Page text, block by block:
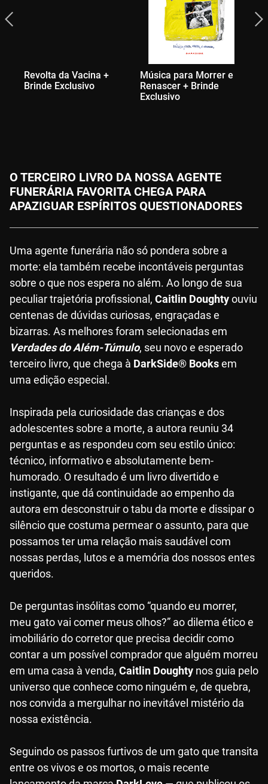
Revolta da Vacina +
Brinde Exclusivo
Música para Morrer e
Renascer + Brinde
Exclusivo
O TERCEIRO LIVRO DA NOSSA AGENTE
FUNERÁRIA FAVORITA CHEGA PARA
APAZIGUAR ESPÍRITOS QUESTIONADORES
Uma agente funerária não só pondera sobre a
morte: ela também recebe incontáveis perguntas
sobre o que nos espera no além. Ao longo de sua
peculiar trajetória profissional, Caitlin Doughtyouviu
centenas de dúvidas curiosas, engraçadas e
bizarras. As melhores foram selecionadas em
Verdades do Além-Túmulo, seu novo e esperado
terceiro livro, que chega à DarkSide® Booksem
uma edição especial.
Inspirada pela curiosidade das crianças e dos
adolescentes sobre a morte, a autora reuniu 34
perguntas e as respondeu com seu estilo único:
técnico, informativo e absolutamente bem-
humorado. O resultado é um livro divertido e
instigante, que dá continuidade ao empenho da
autora em desconstruir o tabu da morte e dissipar o
silêncio que costuma permear o assunto, para que
possamos ter uma relação mais saudável com
nossas perdas, lutos e a memória dos nossos entes
queridos.
De perguntas insólitas como “quando eu morrer,
meu gato vai comer meus olhos?” ao dilema ético e
imobiliário do corretor que precisa decidir como
contar a um possível comprador que alguém morreu
em uma casa à venda, Caitlin Doughty nos guia pelo
universo que conhece como ninguém e, de quebra,
nos convida a mergulhar no inevitável mistério da
nossa existência.
Seguindo os passos furtivos de um gato que transita
entre os vivos e os mortos, o mais recente